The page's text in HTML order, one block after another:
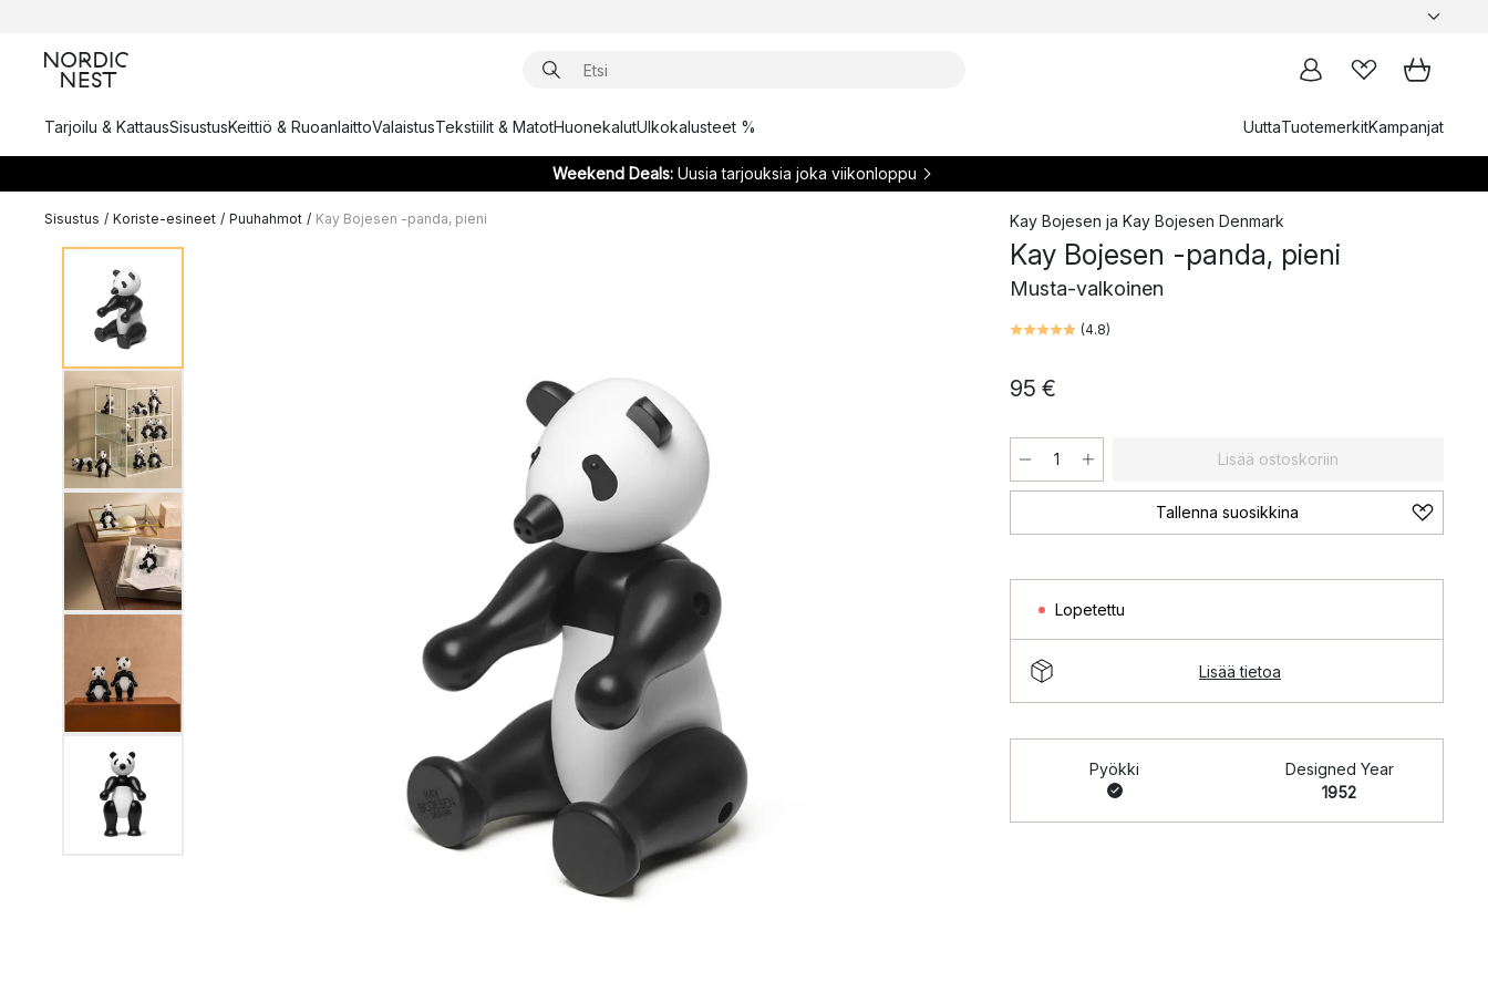
Tarjoilu & KattausSisustusKeittiö & RuoanlaittoValaistusTekstiilit & MatotHuonekalutUlkokalusteet % UuttaTuotemerkitKampanjat
Weekend Deals:Uusia tarjouksia joka viikonloppu
Sisustus / Koriste-esineet / Puuhahmot / Kay Bojesen -panda, pieni Kay Bojesen ja Kay Bojesen Denmark
Kay Bojesen -panda, pieni
Musta-valkoinen
(4.8)
95 €
Lisää ostoskoriin
Tallenna suosikkina
Lopetettu
Lisää tietoa
Pyökki
Designed Year
1952